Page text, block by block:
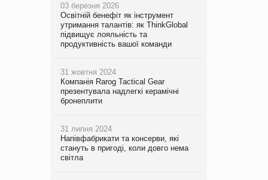
03 березня 2026
Освітній бенефіт як інструмент
утримання талантів: як ThinkGlobal
підвищує лояльність та
продуктивність вашої команди
31 жовтня 2024
Компанія Rarog Tactical Gear
презентувала надлегкі керамічні
бронеплити
31 липня 2024
Напівфабрикати та консерви, які
стануть в пригоді, коли довго нема
світла